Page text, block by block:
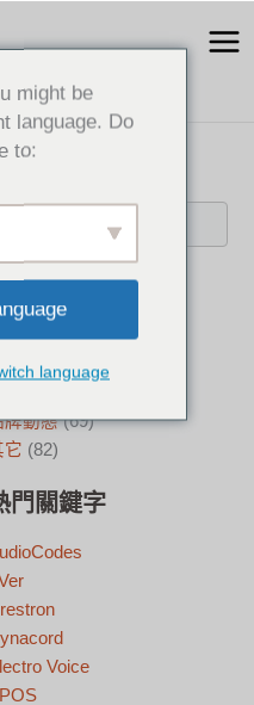
尋
類
聞中心(22)
功案例
牌動態(69)
它 (82)
門關鍵字
Voice
might be
language. Do
to:
language